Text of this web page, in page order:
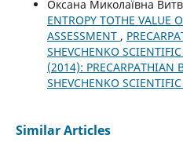
Оксана Миколаївна
ENTROPY TOTHE VALUE
ASSESSMENT ,
SHEVCHENKO
(2014): PRECARPATHIAN
SHEVCHENKO
Similar Articles